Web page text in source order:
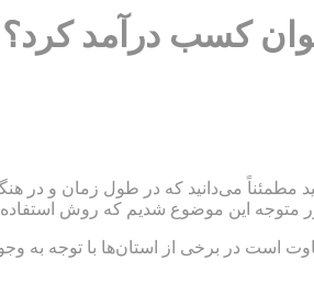
کسب درآمد کرد؟
می‌دانید که در طول زمان و در
متوجه این موضوع شدیم که روش
است در برخی از استان‌ها با توجه به